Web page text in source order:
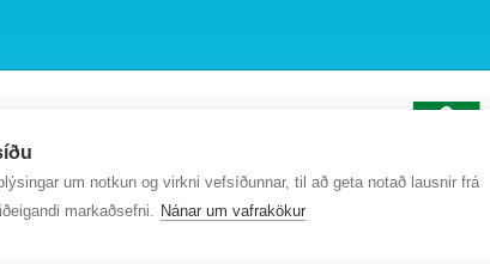
um notkun og virkni vefsíðunnar, til að geta notað lausnir frá
markaðsefni. Nánar um vafrakökur